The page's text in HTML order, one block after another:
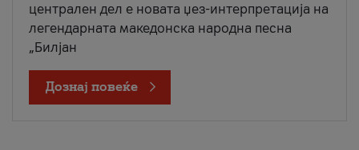
централен дел е новата џез-интерпретација на
легендарната македонска народна песна
„Билјан
Дознај повеќе